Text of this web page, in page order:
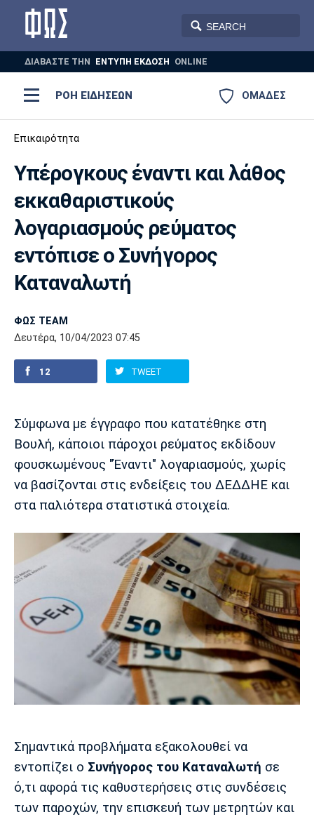
ΔΙΑΒΑΣΤΕ THN ΕΝΤΥΠΗ ΕΚΔΟΣΗ ONLINE
ΟΜΑΔΕΣ
ΡΟΗ ΕΙΔΗΣΕΩΝ
ΠΟΔΟΣΦΑΙΡΟ
ΒΟΛΕΪ ΠΟΛΟ
AUTO-MOTO PLUS
Ποδόσφαιρο
Super League 1
Super League 2
Γ Εθνική
Ελλάδα
Champions League
Conference League
Διεθνή
Euro
Εθνικές Ομάδες
Διαιτησία
Ποδόσφαιρο Γυναικών
Μπάσκετ
Ελλάδα
Εθνική
EuroLeague
ΝΒΑ
Champions League
Κύπελλο
EuroCup
Basket League
FIBA World Cup 2023
Ολυμπιακοί Αγώνες
Βόλεϊ
Πόλο
Τένις
Στίβος
Γυμναστική
Κολύμβηση
Χάντμπολ
Auto-Moto
Αυτοκίνητο
Formula 1
Μοτοσυκλέτα
Tech
Gaming
Gadgets
Plus
Θέατρο
Ευ ζην
Βιβλίο
Μουσική
Πολιτισμός
Blogs
Πρωτοσέλιδα
Έντυπη έκδοση
Στήλες
Cine Spot
Media
Παρασκήνιο
Πρόγραμμα TV
Ολυμπιακός ΑΕΚ
Παναθηναϊκός
Αστέρας
ΠΑΣ Γιάννινα
Παναιτωλικός Λαμία ΑΕΛ
Σμύρνης
Παναχαϊκή Βόλος
Ιωνικός Κηφισιά Πανσερραϊκός
Μπαρτσελόνα
Ρεάλ
Μαδρίτης
Ατλέτικο
Μαδρίτης
Επικαιρότητα
Υπέρογκους έναντι και λάθος
εκκαθαριστικούς
λογαριασμούς ρεύματος
εντόπισε ο Συνήγορος
Καταναλωτή
ΦΩΣ TEAM
Δευτέρα, 10/04/2023 07:45
12 TWEET
Σύμφωνα με έγγραφο που κατατέθηκε στη
Βουλή, κάποιοι πάροχοι ρεύματος εκδίδουν
φουσκωμένους "Έναντι" λογαριασμούς, χωρίς
να βασίζονται στις ενδείξεις του ΔΕΔΔΗΕ και
στα παλιότερα στατιστικά στοιχεία.
Σημαντικά προβλήματα εξακολουθεί να
εντοπίζει ο Συνήγορος του Καταναλωτή σε
ό,τι αφορά τις καθυστερήσεις στις συνδέσεις
των παροχών, την επισκευή των μετρητών και